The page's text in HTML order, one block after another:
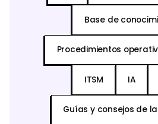
Base de
Procedimientos
ITSM IA
Guías y consejos de